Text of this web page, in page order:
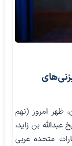
ظهر امروز (نهم
عبدالله بن زاید،
متحده عربی